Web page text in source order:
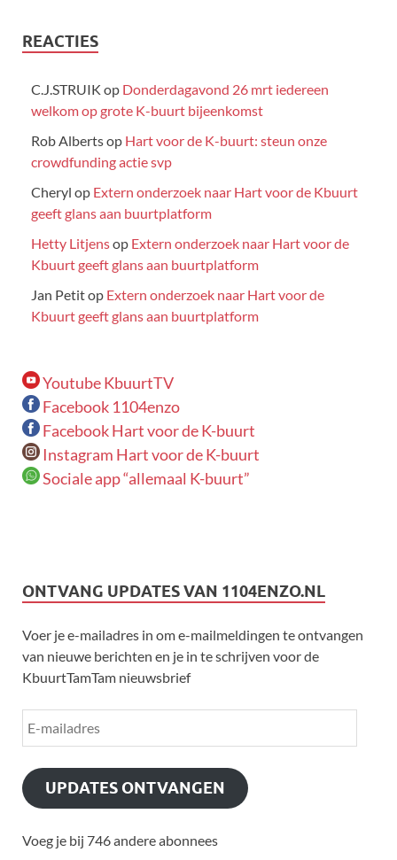
REACTIES
C.J.STRUIK op Donderdagavond 26 mrt iedereen
welkom op grote K-buurt bijeenkomst
Rob Albertsop Hart voor de K-buurt: steun onze
crowdfunding actie svp
Cheryl op Extern onderzoek naar Hart voor de Kbuurt
geeft glans aan buurtplatform
Hetty Litjensop Extern onderzoek naar Hart voor de
Kbuurt geeft glans aan buurtplatform
Jan Petitop Extern onderzoek naar Hart voor de
Kbuurt geeft glans aan buurtplatform
Youtube KbuurtTV
Facebook 1104enzo
Facebook Hart voor de K-buurt
Instagram Hart voor de K-buurt
Sociale app “allemaal K-buurt”
ONTVANG UPDATES VAN 1104ENZO.NL
Voer je e-mailadres in om e-mailmeldingen te ontvangen
van nieuwe berichten en je in te schrijven voor de
KbuurtTamTam nieuwsbrief
UPDATES ONTVANGEN
Voeg je bij 746 andere abonnees